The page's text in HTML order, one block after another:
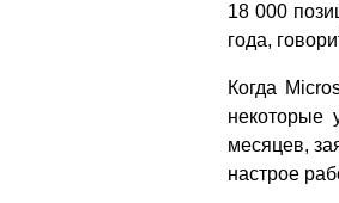
18 000
года,
Когда
некоторые
месяцев,
настрое